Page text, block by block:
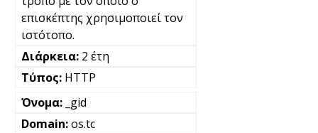
επισκέπτης χρησιμοποιεί τον
ιστότοπο.
2 έτη
HTTP
_gid
os.tc